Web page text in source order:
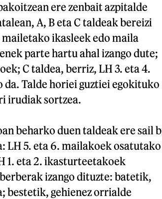
ere zenbait azpitalde
A, B eta C taldeak bereizi
ikasleek edo maila
parte hartu ahal izango dute;
C taldea, berriz, LH 3. eta 4.
Talde horiei guztiei egokituko
irudiak sortzea.
beharko duen taldeak ere sail
LH 5. eta 6. mailakoek osatutako
1. eta 2. ikasturteetakoek
izango dituzte: batetik,
bestetik, gehienez orrialde